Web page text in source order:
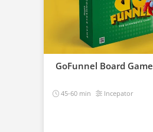
GoFunnel Board Game
45-60 min Incepator